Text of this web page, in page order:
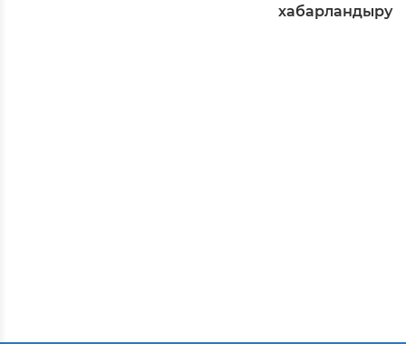
хабарландыру